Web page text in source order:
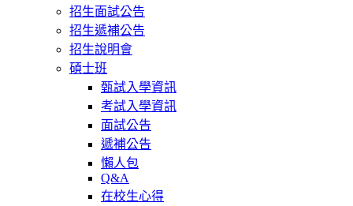
招生面試公告
招生遞補公告
招生說明會
碩士班
甄試入學資訊
考試入學資訊
面試公告
遞補公告
懶人包
Q&A
在校生心得